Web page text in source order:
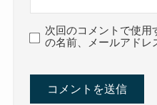
次回のコメントで使用
の名前、メールアドレ